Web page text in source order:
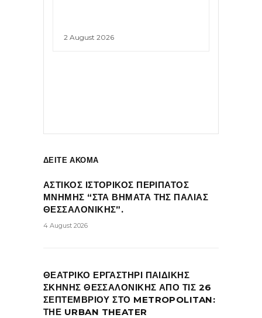
2 August 2026
ΔΕΙΤΕ ΑΚΟΜΑ
ΑΣΤΙΚΟΣ ΙΣΤΟΡΙΚΟΣ ΠΕΡΙΠΑΤΟΣ
ΜΝΗΜΗΣ “ΣΤΑ ΒΗΜΑΤΑ ΤΗΣ ΠΑΛΙΑΣ
ΘΕΣΣΑΛΟΝΙΚΗΣ”.
4 August 2026
ΘΕΑΤΡΙΚΟ ΕΡΓΑΣΤΗΡΙ ΠΑΙΔΙΚΗΣ
ΣΚΗΝΗΣ ΘΕΣΣΑΛΟΝΙΚΗΣ ΑΠΟ ΤΙΣ 26
ΣΕΠΤΕΜΒΡΙΟΥ ΣΤΟ METROPOLITAN:
ΤΗΕ URBAN THEATER